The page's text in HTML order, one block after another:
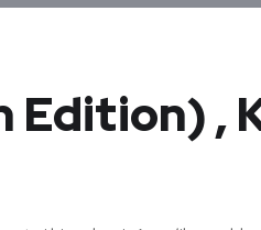
Edition) ,